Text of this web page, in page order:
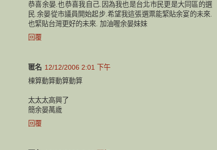
恭喜余晏.也恭喜我自己.因為我也是台北市民更是大同區的選
民.余晏從市議員開始起步.希望我這張選票能緊貼余宴的未來.
也緊貼台灣更好的未來. 加油喔余晏妹妹
回覆
匿名 12/12/2006 2:01 下午
棟算動算動算動算
太太太高興了
簡余晏萬歲
回覆